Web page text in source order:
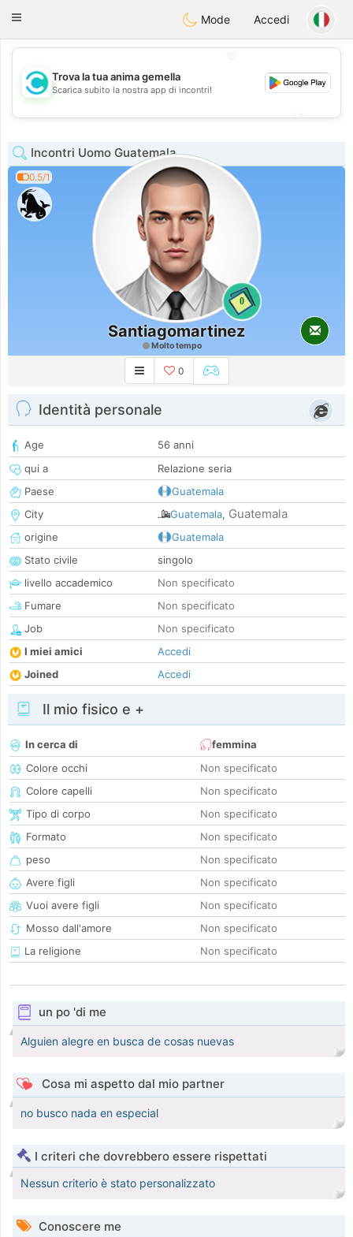
olombiaCitas
Toggle
Mode Accedi
💖
💕
Trova la tua anima gemella
Scarica subito la nostra app di incontri!
Incontri Uomo Guatemala
0.5/1
0
Santiagomartinez
Molto tempo
0
Identità personale
Age
56 anni
qui a
Relazione seria
Paese
Guatemala
City
Guatemala, Guatemala
origine
Guatemala
Stato civile
singolo
livello accademico
Non specificato
Fumare
Non specificato
Job
Non specificato
I miei amici
Accedi
Joined
Accedi
Il mio fisico e +
In cerca di
femmina
Colore occhi
Non specificato
Colore capelli
Non specificato
Tipo di corpo
Non specificato
Formato
Non specificato
peso
Non specificato
Avere figli
Non specificato
Vuoi avere figli
Non specificato
Mosso dall'amore
Non specificato
La religione
Non specificato
un po 'di me
Alguien alegre en busca de cosas nuevas
Cosa mi aspetto dal mio partner
no busco nada en especial
I criteri che dovrebbero essere rispettati
Nessun criterio è stato personalizzato
Conoscere me